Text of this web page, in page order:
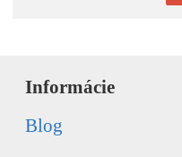
Informácie
Blog